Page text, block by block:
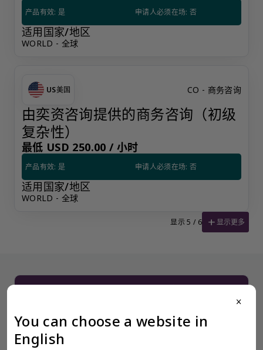
产品有效: 是 申请人必须在场: 否
适用国家/地区
WORLD - 全球
US美国 CO - 商务咨询
由奕资咨询提供的商务咨询（初级
复杂性）
最低 USD 250.00 / 小时
产品有效: 是 申请人必须在场: 否
适用国家/地区
WORLD - 全球
显示 5 / 6 add显示更多
没有看到阁下期望的产品？更多产品信息可应要求提供。
为了确保奕资环球 ™（中国内地）的服务质量标准，我们限制某些产
品公开展示，以避免混淆和不道德的竞争。请使用此表格填写您的请
求，客户关系经理将尽快与您联系。
close
You can choose a website in
English